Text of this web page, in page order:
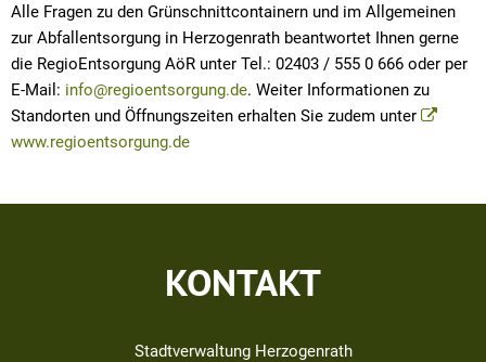
Alle Fragen zu den Grünschnittcontainern und im Allgemeinen
zur Abfallentsorgung in Herzogenrath beantwortet Ihnen gerne
die RegioEntsorgung AöR unter Tel.: 02403 / 555 0 666 oder per
E-Mail: info@regioentsorgung.de. Weiter Informationen zu
Standorten und Öffnungszeiten erhalten Sie zudem unter
www.regioentsorgung.de
KONTAKT
Stadtverwaltung Herzogenrath